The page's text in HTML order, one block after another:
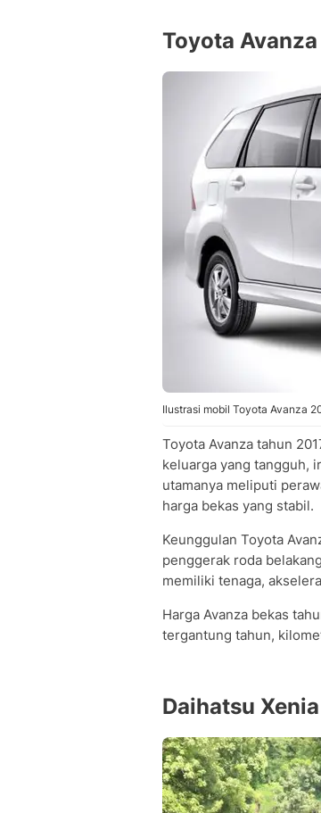
Toyota
Ilustrasi mobil Toyota Avanza
Toyota Avanza tahun
keluarga yang tangguh,
utamanya meliputi
harga bekas yang stabil.
Keunggulan Toyota
penggerak roda
memiliki tenaga,
Harga Avanza bekas
tergantung tahun,
Daihatsu